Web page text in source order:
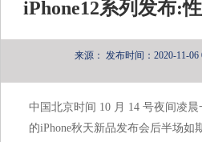
iPhone12系列发布:
来源： 发布时间：2020-11-06
中国北京时间 10 月 14 号夜间凌
的iPhone秋天新品发布会后半场如